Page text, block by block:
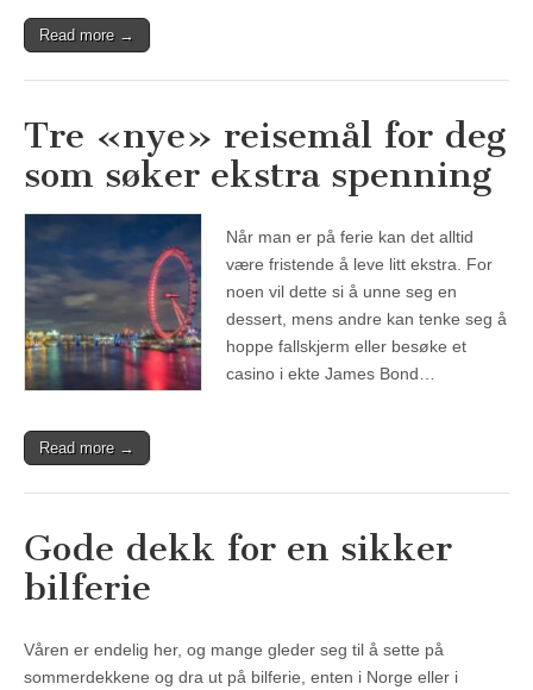
Read more →
Tre «nye» reisemål for deg
som søker ekstra spenning
Når man er på ferie kan det alltid
være fristende å leve litt ekstra. For
noen vil dette si å unne seg en
dessert, mens andre kan tenke seg å
hoppe fallskjerm eller besøke et
casino i ekte James Bond…
Read more →
Gode dekk for en sikker
bilferie
Våren er endelig her, og mange gleder seg til å sette på
sommerdekkene og dra ut på bilferie, enten i Norge eller i